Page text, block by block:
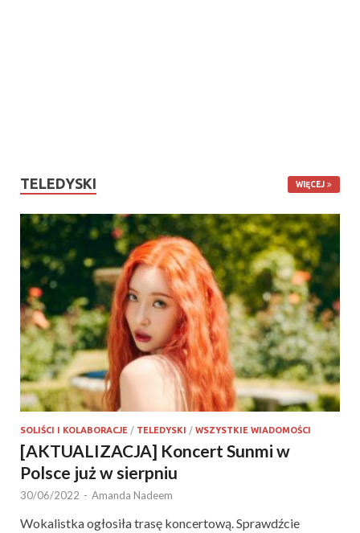
TELEDYSKI WIĘCEJ
SOLIŚCI I KOLABORACJE / TELEDYSKI / WSZYSTKIE WIADOMOŚCI
[AKTUALIZACJA] Koncert Sunmi w
Polsce już w sierpniu
30/06/2022 - Amanda Nadeem
Wokalistka ogłosiła trasę koncertową. Sprawdźcie